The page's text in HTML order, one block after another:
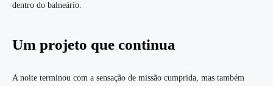
dentro do balneário.
Um projeto que continua
A noite terminou com a sensação de missão cumprida, mas também